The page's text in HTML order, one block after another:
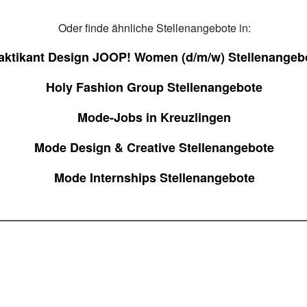
Oder finde ähnliche Stellenangebote in:
Design JOOP! Women (d/m/w)
Holy Fashion Group Stellenangebote
Mode-Jobs in Kreuzlingen
Mode Design & Creative Stellenangebote
Mode Internships Stellenangebote